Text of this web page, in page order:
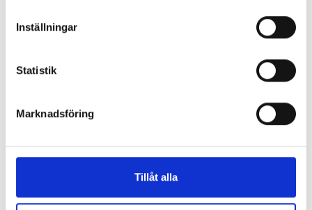
Inställningar
Statistik
Marknadsföring
Tillåt alla